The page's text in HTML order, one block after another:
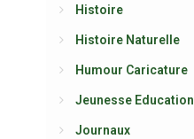
Histoire
Histoire Naturelle
Humour Caricature
Jeunesse Education
Journaux